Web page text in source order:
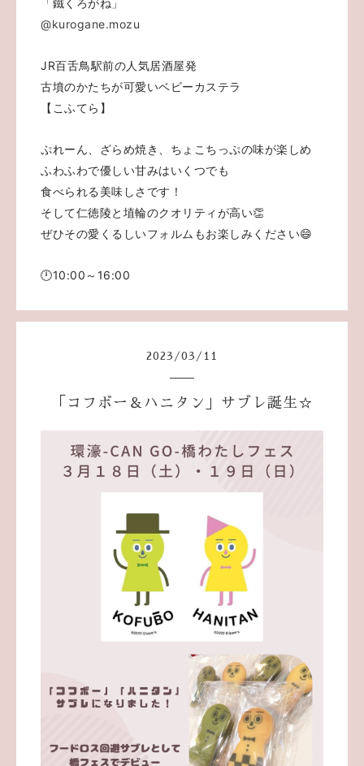
@kurogane.mozu
JR百舌鳥駅前の人気居酒屋発
古墳のかたちが可愛いベビーカステラ
【こふてら】
ぷれーん、ざらめ焼き、ちょこちっぷの味が楽しめ
ふわふわで優しい甘みはいくつでも
食べられる美味しさです！
そして仁徳陵と埴輪のクオリティが高い👏
ぜひその愛くるしいフォルムもお楽しみください😄
🕛10:00～16:00
2023 /03 / 11
「コフボー＆ハニタン」サブレ誕生☆